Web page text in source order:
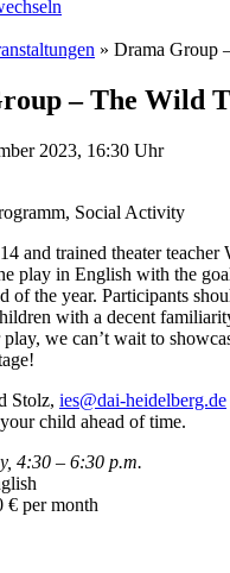
» Drama Group
– The Wild
2023, 16:30 Uhr
Social Activity
and trained theater teacher
play in English with the
of the year. Participants
with a decent
we can’t wait to
Stolz, ies@dai-heidelberg.de
child ahead of time.
4:30 – 6:30 p.m.
€ per month